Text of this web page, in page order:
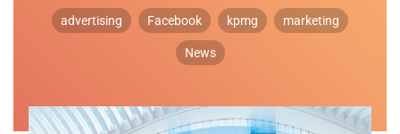
advertising Facebook kpmg marketing
News